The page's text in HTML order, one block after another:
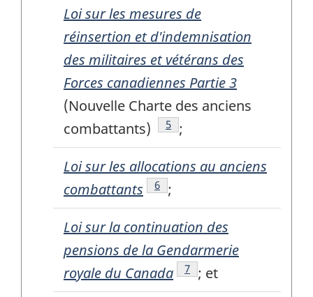
Loi sur les mesures de
réinsertion et d'indemnisation
des militaires et vétérans des
Forces canadiennes Partie 3
(Nouvelle Charte des anciens
combattants)
Note de bas de page
5 ;
Loi sur les allocations au anciens
combattants
Note de bas de page
6 ;
Loi sur la continuation des
pensions de la Gendarmerie
royale du Canada
Note de bas de page
7 ; et